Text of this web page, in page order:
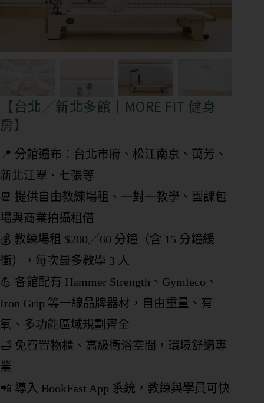
【台北／新北多館｜MORE FIT 健身
房】
📍 分館遍布：台北市府、松江南京、萬芳、
新北江翠、七張等
📆 提供自由教練場租、一對一教學、團課包
場與商業拍攝租借
💰 教練場租 $200／60 分鐘（含 15 分鐘緩
衝），每次最多教學 3 人
💪 各館配有 Hammer Strength、Gymleco、
Iron Grip 等一線品牌器材，自由重量、有
氧、多功能區域規劃齊全
🛁 免費置物櫃、高級衛浴空間，環境舒適專
業
📲 導入 BookFast App 系統，教練與學員可快